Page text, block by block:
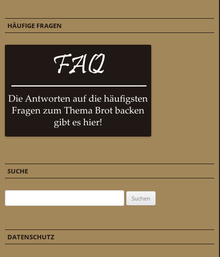
HÄUFIGE FRAGEN
SUCHE
DATENSCHUTZ